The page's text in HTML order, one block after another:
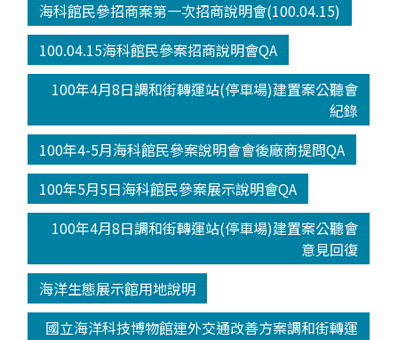
海科館民參招商案第一次招商說明會(100.04.15)
100.04.15海科館民參案招商說明會QA
100年4月8日調和街轉運站(停車場)建置案公聽會
紀錄
100年4-5月海科館民參案說明會會後廠商提問QA
100年5月5日海科館民參案展示說明會QA
100年4月8日調和街轉運站(停車場)建置案公聽會
意見回復
海洋生態展示館用地說明
國立海洋科技博物館連外交通改善方案調和街轉運